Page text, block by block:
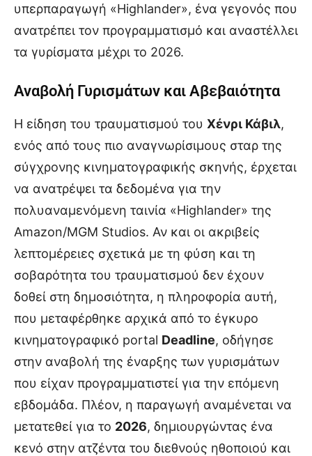
υπερπαραγωγή «Highlander», ένα γεγονός που
ανατρέπει τον προγραμματισμό και αναστέλλει
τα γυρίσματα μέχρι το 2026.
Αναβολή Γυρισμάτων και Αβεβαιότητα
Η είδηση του τραυματισμού του Χένρι Κάβιλ,
ενός από τους πιο αναγνωρίσιμους σταρ της
σύγχρονης κινηματογραφικής σκηνής, έρχεται
να ανατρέψει τα δεδομένα για την
πολυαναμενόμενη ταινία «Highlander» της
Amazon/MGM Studios. Αν και οι ακριβείς
λεπτομέρειες σχετικά με τη φύση και τη
σοβαρότητα του τραυματισμού δεν έχουν
δοθεί στη δημοσιότητα, η πληροφορία αυτή,
που μεταφέρθηκε αρχικά από το έγκυρο
κινηματογραφικό portal Deadline, οδήγησε
στην αναβολή της έναρξης των γυρισμάτων
που είχαν προγραμματιστεί για την επόμενη
εβδομάδα. Πλέον, η παραγωγή αναμένεται να
μετατεθεί για το 2026, δημιουργώντας ένα
κενό στην ατζέντα του διεθνούς ηθοποιού και